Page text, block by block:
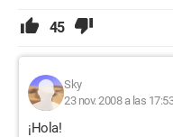
45
Sky
23 nov. 2008 a las 17:53
¡Hola!